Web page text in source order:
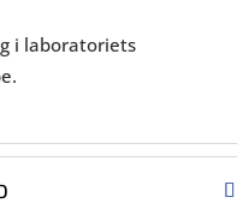
i laboratoriets